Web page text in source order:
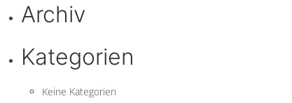
Archiv
Kategorien
Keine Kategorien